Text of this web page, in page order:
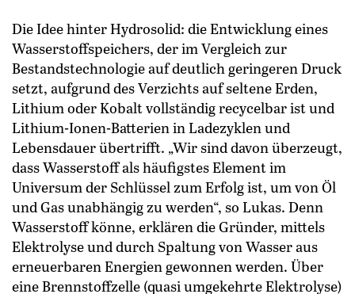
Die Idee hinter Hydrosolid: die Entwicklung eines
Wasserstoffspeichers, der im Vergleich zur
Bestandstechnologie auf deutlich geringeren Druck
setzt, aufgrund des Verzichts auf seltene Erden,
Lithium oder Kobalt vollständig recycelbar ist und
Lithium-Ionen-Batterien in Ladezyklen und
Lebensdauer übertrifft. „Wir sind davon überzeugt,
dass Wasserstoff als häufigstes Element im
Universum der Schlüssel zum Erfolg ist, um von Öl
und Gas unabhängig zu werden“, so ­Lukas. Denn
Wasserstoff könne, erklären die Gründer, mittels
Elektrolyse und durch Spaltung von Wasser aus
erneuerbaren Energien gewonnen werden. Über
eine Brennstoffzelle (quasi umgekehrte Elektrolyse)